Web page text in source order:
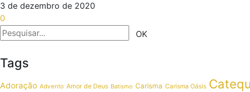
3 de dezembro de 2020
0
Tags
Adoração Advento Amor de Deus Batismo Carisma Carisma Oásis